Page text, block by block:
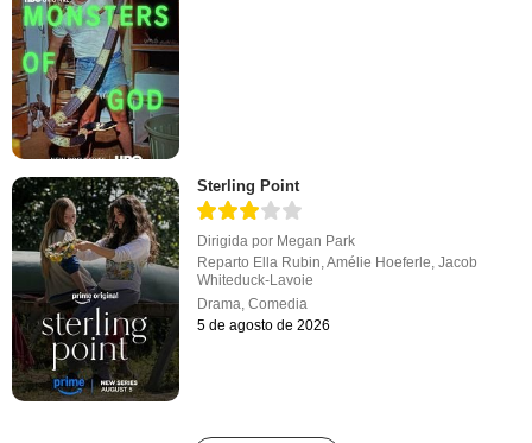
Sterling Point
Dirigida por Megan Park
Reparto Ella Rubin,Amélie Hoeferle,Jacob
Whiteduck-Lavoie
Drama,Comedia
5 de agosto de 2026